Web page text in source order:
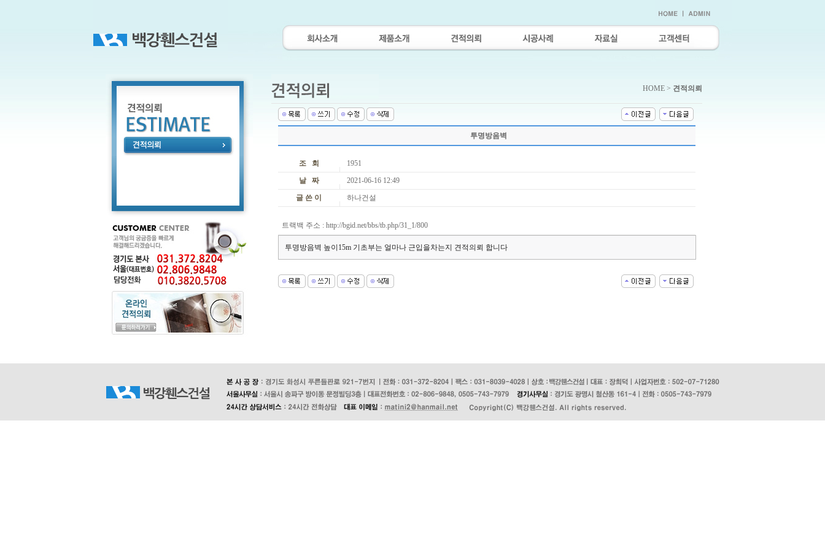
HOME > 견적의뢰
투명방음벽
조 회
1951
날 짜
2021-06-16 12:49
글 쓴 이
하나건설
트랙백 주소 : http://bgid.net/bbs/tb.php/31_1/800
투명방음벽 높이15m 기초부는 얼마나 근입을차는지 견적의뢰 합니다